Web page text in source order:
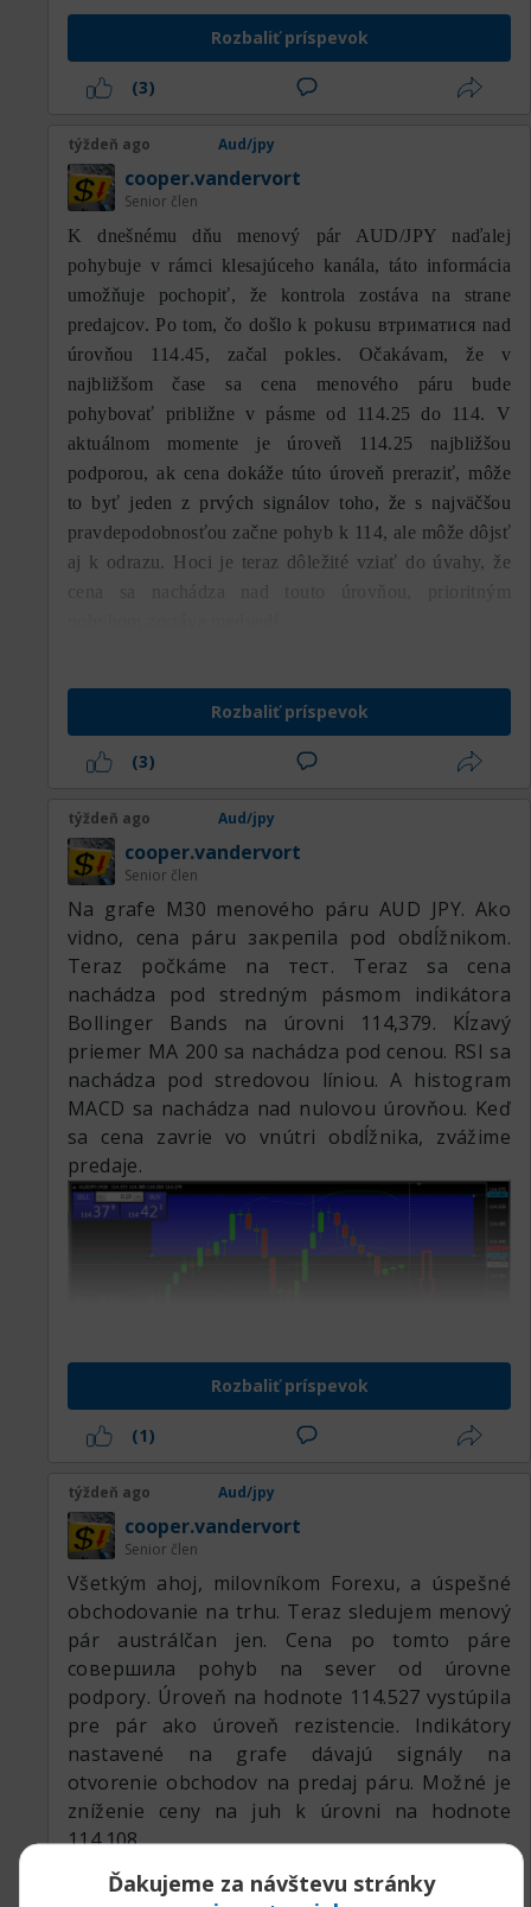
Ďakujeme za návštevu stránky
nachádzajú na 112,92, 113,89 až 114,84.
Naopak, ak sa predajný tlak opäť stane
dominantným a cena zatvorí pod 111,11,
potenciál oslabenia smerom k 109,94 a 108,79
krátkodobom až strednodobom horizonte.
Rozbaliť príspevok
(3)
týždeň ago Aud/jpy
cooper.vandervort
Senior člen
K dnešnému dňu menový pár AUD/JPY naďalej
pohybuje v rámci klesajúceho kanála, táto informácia
umožňuje pochopiť, že kontrola zostáva na strane
predajcov. Po tom, čo došlo k pokusu втриматися nad
úrovňou 114.45, začal pokles. Očakávam, že v
najbližšom čase sa cena menového páru bude
pohybovať približne v pásme od 114.25 do 114. V
aktuálnom momente je úroveň 114.25 najbližšou
podporou, ak cena dokáže túto úroveň preraziť, môže
to byť jeden z prvých signálov toho, že s najväčšou
pravdepodobnosťou začne pohyb k 114, ale môže dôjsť
aj k odrazu. Hoci je teraz dôležité vziať do úvahy, že
cena sa nachádza nad touto úrovňou, prioritným
Rozbaliť príspevok
(3)
týždeň ago Aud/jpy
cooper.vandervort
Senior člen
Na grafe M30 menového páru AUD JPY. Ako
vidno, cena páru закрепila pod obdĺžnikom.
Teraz počkáme na тест. Teraz sa cena
nachádza pod stredným pásmom indikátora
Bollinger Bands na úrovni 114,379. Kĺzavý
priemer MA 200 sa nachádza pod cenou. RSI sa
nachádza pod stredovou líniou. A histogram
MACD sa nachádza nad nulovou úrovňou. Keď
sa cena zavrie vo vnútri obdĺžnika, zvážime
predaje.
Rozbaliť príspevok
(1)
týždeň ago Aud/jpy
cooper.vandervort
Senior člen
Všetkým ahoj, milovníkom Forexu, a úspešné
obchodovanie na trhu. Teraz sledujem menový
pár austrálčan jen. Cena po tomto páre
совершила pohyb na sever od úrovne
podpory. Úroveň na hodnote 114.527 vystúpila
pre pár ako úroveň rezistencie. Indikátory
nastavené na grafe dávajú signály na
otvorenie obchodov na predaj páru. Možné je
zníženie ceny na juh k úrovni na hodnote
114.108.